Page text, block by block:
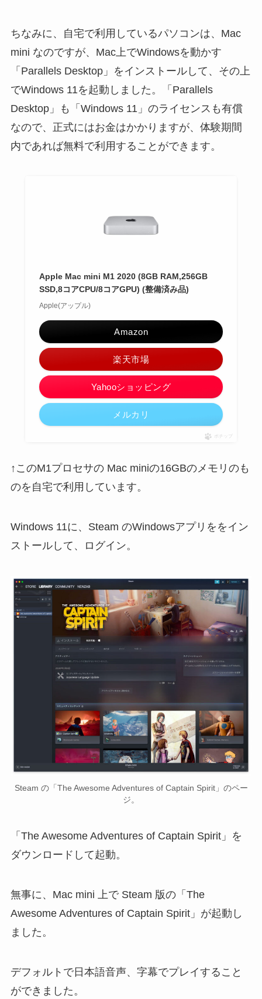
ちなみに、自宅で利用しているパソコンは、Mac
mini なのですが、Mac上でWindowsを動かす
「Parallels Desktop」をインストールして、その上
でWindows 11を起動しました。「Parallels
Desktop」も「Windows 11」のライセンスも有償
なので、正式にはお金はかかりますが、体験期間
内であれば無料で利用することができます。
Apple Mac mini M1 2020 (8GB RAM,256GB
SSD,8コアCPU/8コアGPU) (整備済み品)
Apple(アップル)
Amazon
楽天市場
Yahooショッピング
メルカリ
ポチップ
↑このM1プロセサの Mac miniの16GBのメモリのも
のを自宅で利用しています。
Windows 11に、Steam のWindowsアプリををイン
ストールして、ログイン。
Steam の「The Awesome Adventures of Captain Spirit」のペー
ジ。
「The Awesome Adventures of Captain Spirit」を
ダウンロードして起動。
無事に、Mac mini 上で Steam 版の「The
Awesome Adventures of Captain Spirit」が起動し
ました。
デフォルトで日本語音声、字幕でプレイすること
ができました。